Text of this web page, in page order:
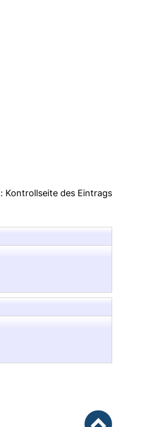
Kontrollseite des Eintrags